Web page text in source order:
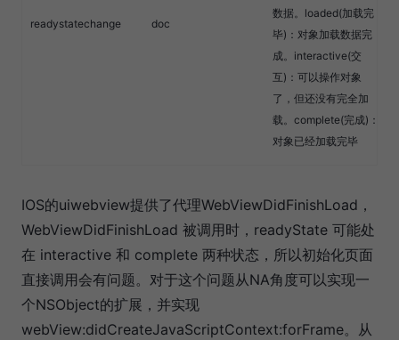
readystatechange doc
数据。loaded(加载完
毕)：对象加载数据完
成。interactive(交
互)：可以操作对象
了，但还没有完全加
载。complete(完成)：
对象已经加载完毕
IOS的uiwebview提供了代理WebViewDidFinishLoad，
WebViewDidFinishLoad 被调用时，readyState 可能处
在 interactive 和 complete 两种状态，所以初始化页面
直接调用会有问题。对于这个问题从NA角度可以实现一
个NSObject的扩展，并实现
webView:didCreateJavaScriptContext:forFrame。从